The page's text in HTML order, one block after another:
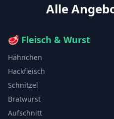
Alle
🥩 Fleisch & Wurst
Hähnchen
Hackfleisch
Schnitzel
Bratwurst
Aufschnitt